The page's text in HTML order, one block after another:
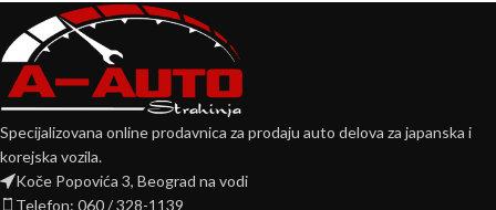
Specijalizovana online prodavnica za prodaju auto delova za japanska i
korejska vozila.
Koče Popovića 3, Beograd na vodi
Telefon: 060 / 328-1139